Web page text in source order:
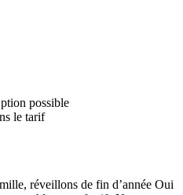
possible
le tarif
réveillons de fin d’année Oui